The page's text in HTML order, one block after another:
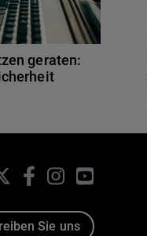
geraten:
Facebook
InstagramYouTube
Sie uns